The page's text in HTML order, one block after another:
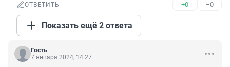
ОТВЕТИТЬ +0 –0
Показать ещё 2 ответа
Гость
7 января 2024, 14:27